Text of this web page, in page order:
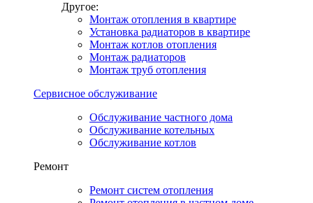
Другое:
Монтаж отопления в квартире
Установка радиаторов в квартире
Монтаж котлов отопления
Монтаж радиаторов
Монтаж труб отопления
Сервисное обслуживание
Обслуживание частного дома
Обслуживание котельных
Обслуживание котлов
Ремонт
Ремонт систем отопления